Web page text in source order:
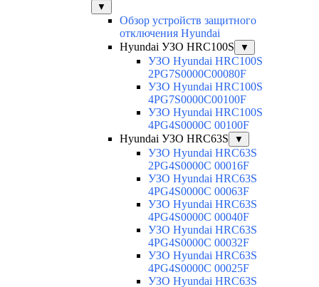
▼
Обзор устройств защитного
отключения Hyundai
Hyundai УЗО HRC100S
▼
УЗО Hyundai HRC100S
2PG7S0000C00080F
УЗО Hyundai HRC100S
4PG7S0000C00100F
УЗО Hyundai HRC100S
4PG4S0000C 00100F
Hyundai УЗО HRC63S
▼
УЗО Hyundai HRC63S
2PG4S0000C 00016F
УЗО Hyundai HRC63S
4PG4S0000C 00063F
УЗО Hyundai HRC63S
4PG4S0000C 00040F
УЗО Hyundai HRC63S
4PG4S0000C 00032F
УЗО Hyundai HRC63S
4PG4S0000C 00025F
УЗО Hyundai HRC63S